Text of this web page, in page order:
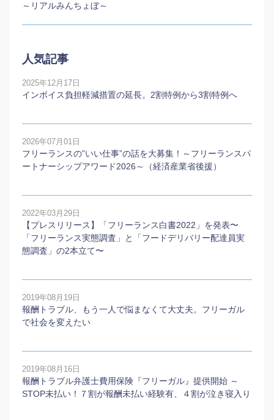
～リアルみんちょぼ～
人気記事
2025年12月17日
インボイス負担軽減措置の延長。2割特例から3割特例へ
2026年07月01日
フリーランスの”いい仕事”の話を大募集！～フリーランスパ
ートナーシップアワード2026～（経済産業省後援）
2022年03月29日
【プレスリリース】「フリーランス白書2022」を発表〜
「フリーランス実態調査」と「フードデリバリー配達員実
態調査」の2本⽴て〜
2019年08月19日
報酬トラブル、もう一人で悩まなくて大丈夫。フリーガル
で社会を変えたい
2019年08月16日
報酬トラブル弁護士費用保険『フリーガル』提供開始 ～
STOP未払い！７割が報酬未払い経験有、４割が泣き寝入り